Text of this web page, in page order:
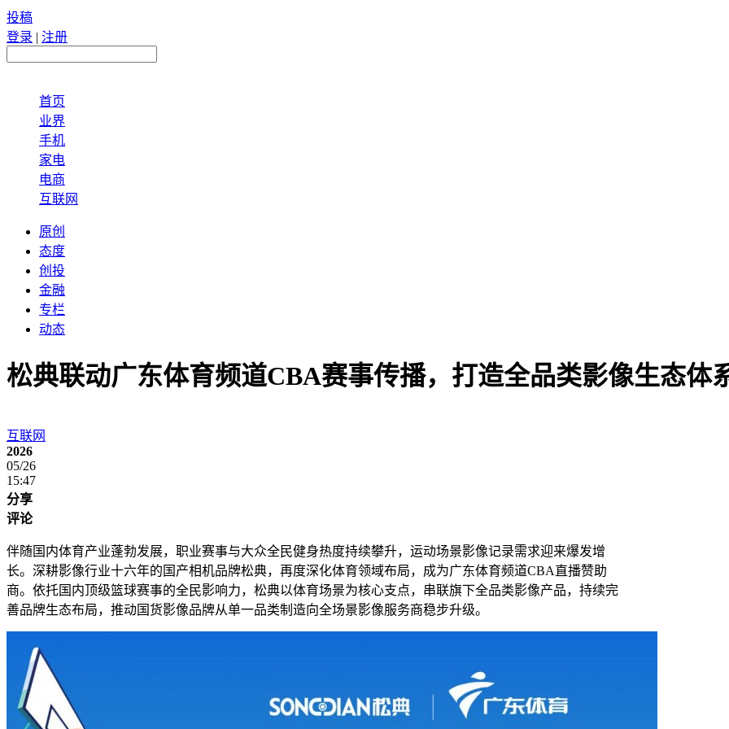
投稿
登录 | 注册
首页
业界
手机
家电
电商
互联网
原创
态度
创投
金融
专栏
动态
松典联动广东体育频道CBA赛事传播，打造全品类影像生态体
互联网
2026
05/26
15:47
分享
评论
伴随国内体育产业蓬勃发展，职业赛事与大众全民健身热度持续攀升，运动场景影像记录需求迎来爆发增
长。深耕影像行业十六年的国产相机品牌松典，再度深化体育领域布局，成为广东体育频道CBA直播赞助
商。依托国内顶级篮球赛事的全民影响力，松典以体育场景为核心支点，串联旗下全品类影像产品，持续完
善品牌生态布局，推动国货影像品牌从单一品类制造向全场景影像服务商稳步升级。